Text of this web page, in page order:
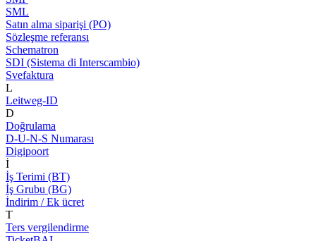
SML
Satın alma siparişi (PO)
Sözleşme referansı
Schematron
SDI (Sistema di Interscambio)
Svefaktura
L
Leitweg-ID
D
Doğrulama
D-U-N-S Numarası
Digipoort
İ
İş Terimi (BT)
İş Grubu (BG)
İndirim / Ek ücret
T
Ters vergilendirme